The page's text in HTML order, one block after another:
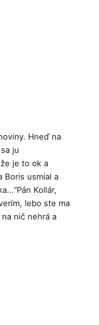
Hneď na
ju
je to ok a
Boris usmial a
Kollár,
lebo ste ma
nič nehrá a